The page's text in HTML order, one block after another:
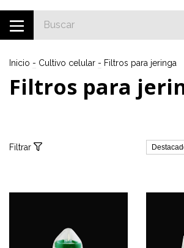
Inicio - Cultivo celular - Filtros para jeringa
Filtros para
Filtrar